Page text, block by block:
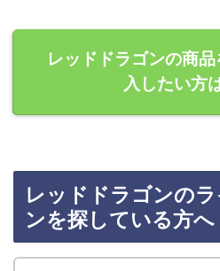
レッドドラゴンの商
入したい方
レッドドラゴンの
ンを探している方へ